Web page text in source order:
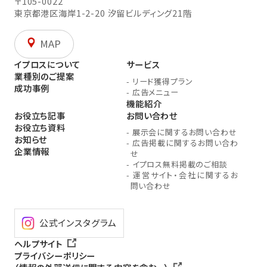
東京都港区海岸1-2-20 汐留ビルディング21階
MAP
イプロスについて
業種別のご提案
成功事例
サービス
- リード獲得プラン
- 広告メニュー
機能紹介
お役立ち記事
お役立ち資料
お知らせ
企業情報
お問い合わせ
- 展示会に関するお問い合わせ
- 広告掲載に関するお問い合わ
せ
- イプロス無料掲載のご相談
- 運営サイト・会社に関するお
問い合わせ
公式インスタグラム
ヘルプサイト
プライバシーポリシー